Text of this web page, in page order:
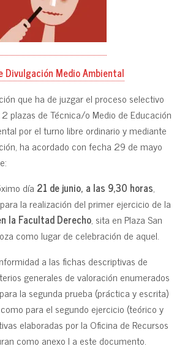
Divulgación Medio Ambiental
que ha de juzgar el proceso selectivo
plazas de Técnica/o Medio de Educación
por el turno libre ordinario y mediante
ha acordado con fecha 29 de mayo
día 21 de junio, a las 9,30 horas,
la realización del primer ejercicio de la
la Facultad Derecho, sita en Plaza San
como lugar de celebración de aquel.
a las fichas descriptivas de
generales de valoración enumerados
la segunda prueba (práctica y escrita)
para el segundo ejercicio (teórico y
elaboradas por la Oficina de Recursos
como anexo I a este documento.